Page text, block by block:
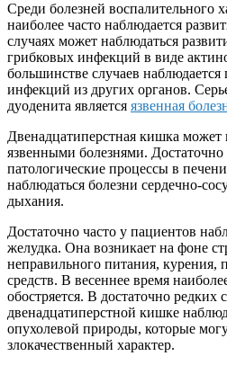
Среди болезней воспалительного
наиболее часто наблюдается
случаях может наблюдаться
грибковых инфекций в виде
большинстве случаев
инфекций из других органов.
дуоденита является язвенная
Двенадцатиперстная кишка
язвенными болезнями.
патологические процессы в
наблюдаться болезни сердечно-
дыхания.
Достаточно часто у пациентов
желудка. Она возникает на фоне
неправильного питания, курения,
средств. В весеннее время
обостряется. В достаточно редких
двенадцатиперстной кишке
опухолевой природы, которые
злокачественный характер.